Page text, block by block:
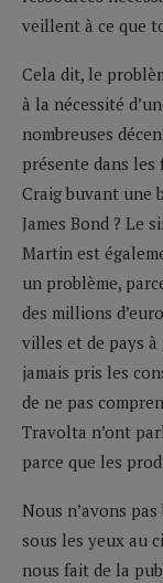
veillent à ce que
Cela dit, le
à la nécessité
nombreuses
présente dans les
Craig buvant une
James Bond ? Le
Martin est
un problème,
des millions
villes et de pays à
jamais pris les
de ne pas
Travolta n’ont
parce que les
Nous n’avons
sous les yeux au
nous fait de la